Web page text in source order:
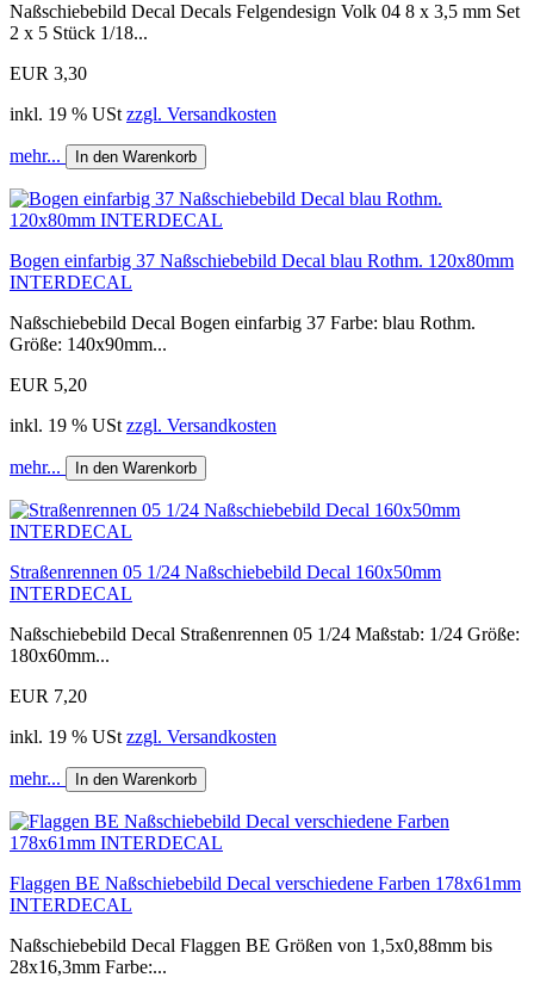
Naßschiebebild Decal Decals Felgendesign Volk 04 8 x 3,5 mm Set
2 x 5 Stück 1/18...
EUR 3,30
inkl. 19 % USt zzgl. Versandkosten
mehr... In den Warenkorb
Bogen einfarbig 37 Naßschiebebild Decal blau Rothm. 120x80mm
INTERDECAL
Naßschiebebild Decal Bogen einfarbig 37 Farbe: blau Rothm.
Größe: 140x90mm...
EUR 5,20
inkl. 19 % USt zzgl. Versandkosten
mehr... In den Warenkorb
Straßenrennen 05 1/24 Naßschiebebild Decal 160x50mm
INTERDECAL
Naßschiebebild Decal Straßenrennen 05 1/24 Maßstab: 1/24 Größe:
180x60mm...
EUR 7,20
inkl. 19 % USt zzgl. Versandkosten
mehr... In den Warenkorb
Flaggen BE Naßschiebebild Decal verschiedene Farben 178x61mm
INTERDECAL
Naßschiebebild Decal Flaggen BE Größen von 1,5x0,88mm bis
28x16,3mm Farbe:...